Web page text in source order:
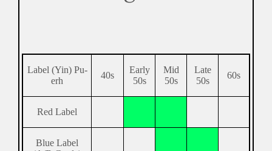
Label (Yin) Pu-
erh
40s
Early
50s
Mid
50s
Late
50s
60s
Red Label
Blue Label